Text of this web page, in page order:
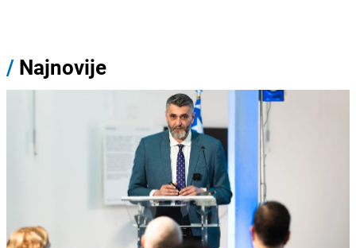
/ Najnovije